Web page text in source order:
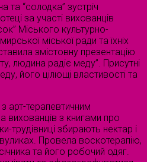
та “солодка” зустріч
за участі вихованців
Міського культурно-
міської ради та їхніх
змістовну презентацію
людина радіє меду”. Присутні
його цілющі властивості та
арт-терапевтичним
вихованців з книгами про
трудівниці збирають нектар і
Провела воскотерапію,
та його робочий одяг.